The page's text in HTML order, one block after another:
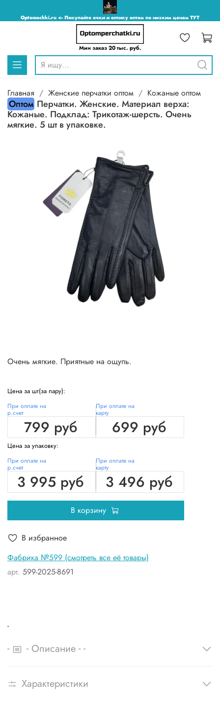
Optomochki.ru <-- Покупайте очки и оптику оптом по низким ценам ТУТ
Мин заказ 20 тыс. руб.
Главная Женские перчатки оптом Кожаные оптом
Оптом Перчатки. Женские. Материал верха:
Кожаные. Подклад: Трикотаж-шерсть. Очень
мягкие. 5 шт в упаковке.
Фабрика №599 (смотреть все её товары)
арт. 599-2025-8691
Очень мягкие. Приятные на ощупь.
Цена за шт(за пару):
При оплате на
р.счет
799 руб
При оплате на
карту
699 руб
Цена за упаковку:
При оплате на
р.счет
3 995 руб
При оплате на
карту
3 496 руб
В корзину
В избранное
-
- - Описание - -
Характеристики